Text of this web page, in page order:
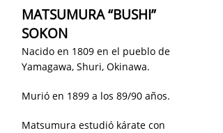
MATSUMURA “BUSHI”
SOKON
Nacido en 1809 en el pueblo de
Yamagawa, Shuri, Okinawa.
Murió en 1899 a los 89/90 años.
Matsumura estudió kárate con